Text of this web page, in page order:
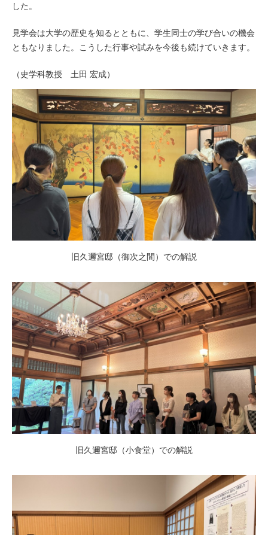
した。
見学会は大学の歴史を知るとともに、学生同士の学び合いの機会
ともなりました。こうした行事や試みを今後も続けていきます。
（史学科教授 土田 宏成）
旧久邇宮邸（御次之間）での解説
旧久邇宮邸（小食堂）での解説